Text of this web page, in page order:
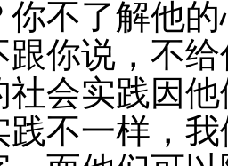
你不了解他
跟你说，不
社会实践因
践不一样，